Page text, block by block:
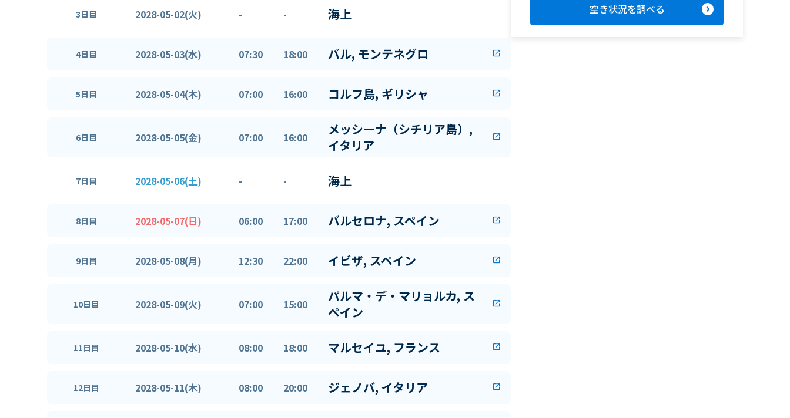
3日目 2028-05-02(火) - - 海上
4日目 2028-05-03(水) 07:30 18:00 バル, モンテネグロ open_in_new
5日目 2028-05-04(木) 07:00 16:00 コルフ島, ギリシャ open_in_new
6日目 2028-05-05(金) 07:00 16:00
メッシーナ（シチリア島）,
イタリア
open_in_new
7日目 2028-05-06(土) - - 海上
8日目 2028-05-07(日) 06:00 17:00 バルセロナ, スペイン open_in_new
9日目 2028-05-08(月) 12:30 22:00 イビザ, スペイン open_in_new
10日目 2028-05-09(火) 07:00 15:00
パルマ・デ・マリョルカ, ス
ペイン
open_in_new
11日目 2028-05-10(水) 08:00 18:00 マルセイユ, フランス open_in_new
12日目 2028-05-11(木) 08:00 20:00 ジェノバ, イタリア open_in_new
空き状況を調べる expand_circle_right